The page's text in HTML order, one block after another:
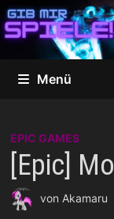
Zum
Inhalt
springen
Menü
EPIC GAMES
[Epic]
von Akamaru